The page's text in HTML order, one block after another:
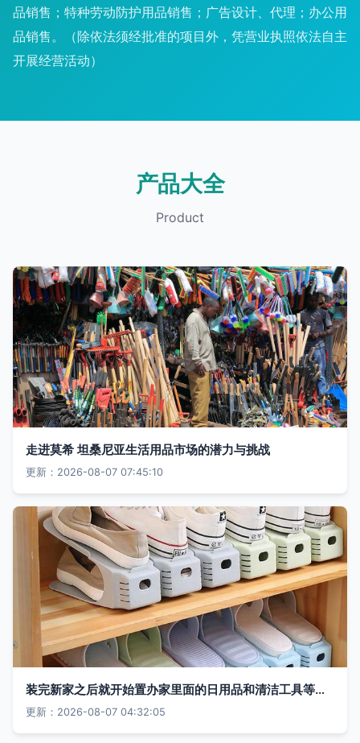
品销售；特种劳动防护用品销售；广告设计、代理；办公用
品销售。（除依法须经批准的项目外，凭营业执照依法自主
开展经营活动）
产品大全
Product
走进莫希 坦桑尼亚生活用品市场的潜力与挑战
更新：2026-08-07 07:45:10
装完新家之后就开始置办家里面的日用品和清洁工具等家居生活用品,之
更新：2026-08-07 04:32:05